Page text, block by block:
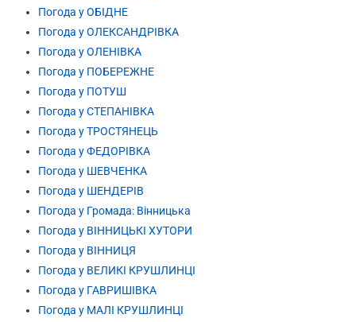
Погода у ОБІДНЕ
Погода у ОЛЕКСАНДРІВКА
Погода у ОЛЕНІВКА
Погода у ПОБЕРЕЖНЕ
Погода у ПОТУШ
Погода у СТЕПАНІВКА
Погода у ТРОСТЯНЕЦЬ
Погода у ФЕДОРІВКА
Погода у ШЕВЧЕНКА
Погода у ШЕНДЕРІВ
Погода у Громада: Вінницька
Погода у ВІННИЦЬКІ ХУТОРИ
Погода у ВІННИЦЯ
Погода у ВЕЛИКІ КРУШЛИНЦІ
Погода у ГАВРИШІВКА
Погода у МАЛІ КРУШЛИНЦІ